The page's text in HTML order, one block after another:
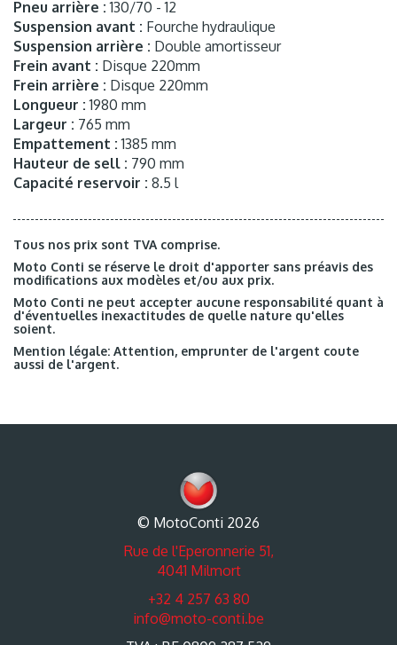
Pneu arrière : 130/70 - 12
Suspension avant : Fourche hydraulique
Suspension arrière : Double amortisseur
Frein avant : Disque 220mm
Frein arrière : Disque 220mm
Longueur : 1980 mm
Largeur : 765 mm
Empattement : 1385 mm
Hauteur de sell : 790 mm
Capacité reservoir : 8.5 l
Tous nos prix sont TVA comprise.
Moto Conti se réserve le droit d'apporter sans préavis des
modifications aux modèles et/ou aux prix.
Moto Conti ne peut accepter aucune responsabilité quant à
d'éventuelles inexactitudes de quelle nature qu'elles
soient.
Mention légale: Attention, emprunter de l'argent coute
aussi de l'argent.
© MotoConti 2026
Rue de l'Eperonnerie 51,
4041 Milmort
+32 4 257 63 80
info@moto-conti.be